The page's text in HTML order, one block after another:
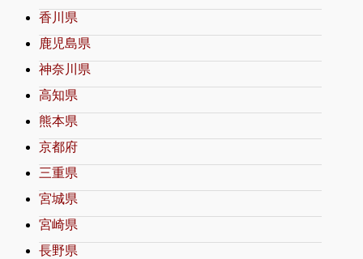
香川県
鹿児島県
神奈川県
高知県
熊本県
京都府
三重県
宮城県
宮崎県
長野県